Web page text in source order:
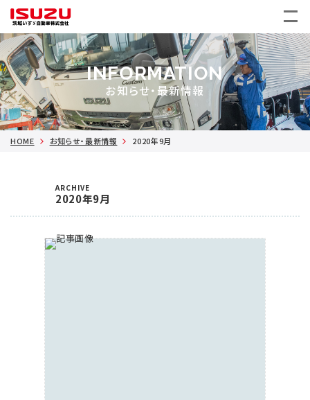
INFORMATION
お知らせ・最新情報
HOME お知らせ・最新情報 2020年9月
ARCHIVE
2020年9月